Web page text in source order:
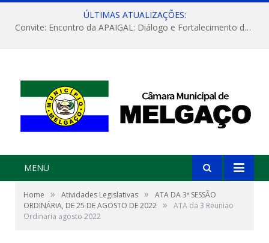
ÚLTIMAS ATUALIZAÇÕES:
Convite: Encontro da APAIGAL: Diálogo e Fortalecimento da Agricultura Familiar
MENU
Home » Atividades Legislativas »
ATA DA 3ª SESSÃO
ORDINÁRIA, DE 25 DE AGOSTO DE 2022 »
ATA da 3 Reuniao
Ordinaria agosto 2022